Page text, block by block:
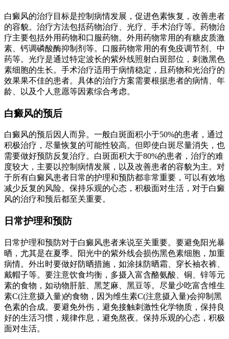
白癜风的治疗目标是控制病情发展，促进色素恢复，改善患者
的容貌。治疗方法包括药物治疗、光疗、手术治疗等。药物治
疗主要包括外用药物和口服药物。外用药物常用的有糖皮质激
素、钙调磷酸酶抑制剂等。口服药物常用的有免疫调节剂、中
药等。光疗是通过特定波长的紫外线照射白斑部位，刺激黑色
素细胞的生长。手术治疗适用于病情稳定，且药物和光治疗的
效果果不佳的患者。具体的治疗方案需要根据患者的病情、年
龄、以及个人意愿等因素综合考虑。
白癜风的预后
白癜风的预后因人而异。一般白斑面积小于50%的患者，通过
积极治疗，尽量恢复的可能性较高。但即使白斑尽量消失，也
需要做好预防反复治疗。白斑面积大于80%的患者，治疗的难
度较大，主要以控制病情发展，以及改善患者的容貌为主。对
于所有白癜风患者日常的护理和预防都非常重要，可以有效地
减少反复的风险。保持乐观的心态，积极面对生活，对于白癜
风的治疗和预后都至关重要。
日常护理和预防
日常护理和预防对于白癜风患者来说至关重要。要避免阳光暴
晒，尤其是在夏季。阳光中的紫外线会损伤黑色素细胞，加重
病情。外出时要做好防晒措施，如涂抹防晒霜、穿长袖衣裤、
戴帽子等。要注意饮食均衡，多摄入富含酪氨酸、铜、锌等元
素的食物，如动物肝脏、黑芝麻、黑豆等。尽量少吃富含维生
素C(注意摄入量)的食物，因为维生素C(注意摄入量)会抑制黑
色素的合成。要避免外伤，避免接触刺激性化学物质，保持良
好的生活习惯，规律作息，避免熬夜。保持乐观的心态，积极
面对生活。